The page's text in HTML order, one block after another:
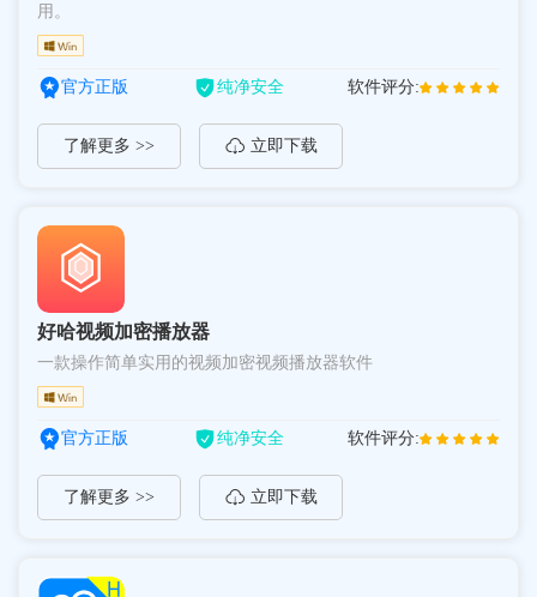
用。
官方正版 纯净安全 软件评分:
了解更多 >> 立即下载
好哈视频加密播放器
一款操作简单实用的视频加密视频播放器软件
官方正版 纯净安全 软件评分:
了解更多 >> 立即下载